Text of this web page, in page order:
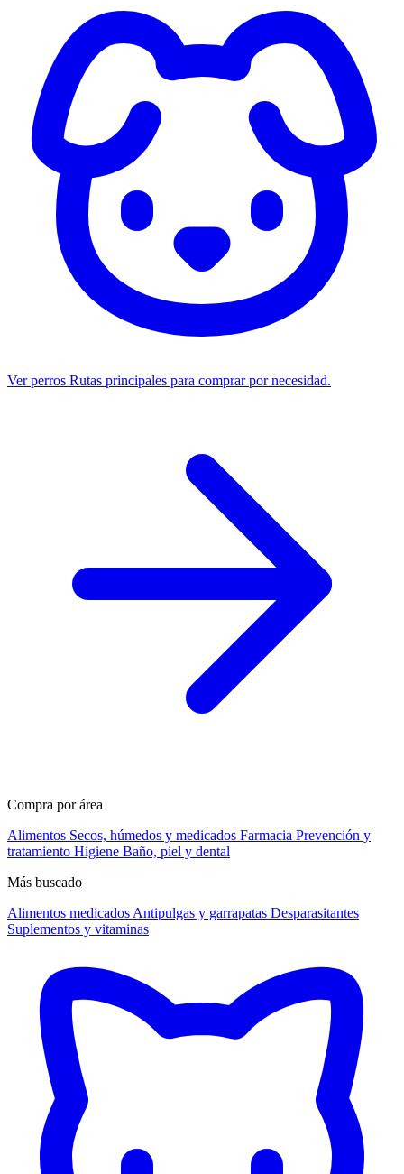
Ver perros Rutas principales para comprar por necesidad.
Compra por área
Alimentos Secos, húmedos y medicados Farmacia Prevención y
tratamiento Higiene Baño, piel y dental
Más buscado
Alimentos medicados Antipulgas y garrapatas Desparasitantes
Suplementos y vitaminas